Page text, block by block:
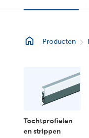
Producten
Tochtprofielen
en strippen